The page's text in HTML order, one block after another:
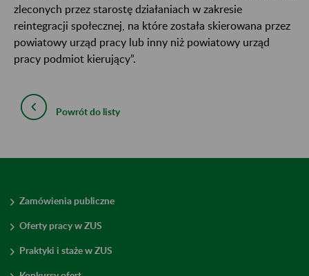
zleconych przez starostę działaniach w zakresie
reintegracji społecznej, na które została skierowana przez
powiatowy urząd pracy lub inny niż powiatowy urząd
pracy podmiot kierujący”.
Powrót do listy
Zamówienia publiczne
Oferty pracy w ZUS
Praktyki i staże w ZUS